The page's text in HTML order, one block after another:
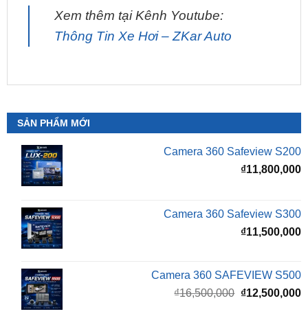
SẢN PHẨM MỚI
Camera 360 Safeview S200
₫11,800,000
Camera 360 Safeview S300
Camera 360 SAFEVIEW S500
gốc
₫16,500,000.
Màn Hình Android TMAS 10.33 Inch Cho